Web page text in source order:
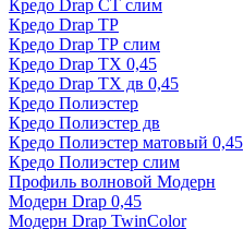
Кредо Drap СТ слим
Кредо Drap ТР
Кредо Drap ТР слим
Кредо Drap ТХ 0,45
Кредо Drap ТХ дв 0,45
Кредо Полиэстер
Кредо Полиэстер дв
Кредо Полиэстер матовый 0,45
Кредо Полиэстер слим
Профиль волновой Модерн
Модерн Drap 0,45
Модерн Drap TwinColor